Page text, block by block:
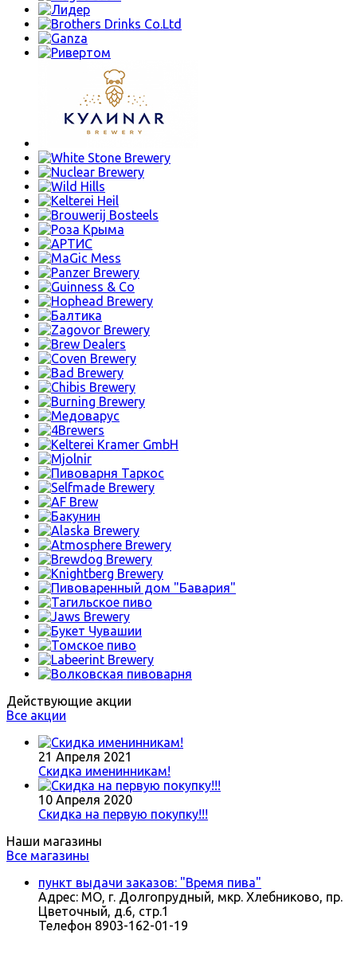
Действующие акции
Все акции
21 Апреля 2021
Скидка именинникам!
10 Апреля 2020
Скидка на первую покупку!!!
Наши магазины
Все магазины
пункт выдачи заказов: "Время пива"
Адрес: МО, г. Долгопрудный, мкр. Хлебниково, пр.
Цветочный, д.6, стр.1
Телефон 8903-162-01-19